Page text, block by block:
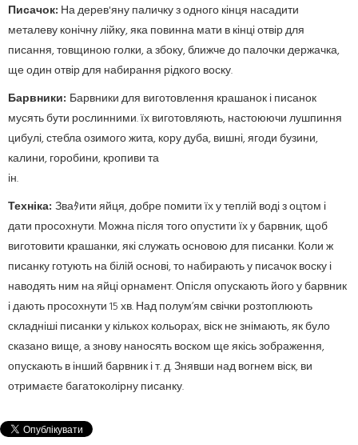
Писачок: На дерев'яну паличку з одного кінця насадити
металеву конічну лійку, яка повинна мати в кінці отвір для
писання, товщиною голки, а збоку, ближче до палочки держачка,
ще один отвір для набирання рідкого воску.
Барвники: Барвники для виготовлення крашанок і писанок
мусять бути рос­ли­нними. їх виготовляють, настоюючи лушпиння
цибулі, стебла озимого жита, кору дуба, вишні, ягоди бузини,
калини, горобини, кропиви та
ін.
Техніка: Зваﾀити яйця, добре помити їх у теплій воді з оцтом і
дати просохнути. Можна після того опустити їх у барвник, щоб
виготовити крашанки, які служать основою для писанки. Коли ж
писанку готують на білій основі, то набирають у писачок воску і
наводять ним на яйці орнамент. Опісля опускають його у барвник
і дають просохнути 15 хв. Над полум’ям свічки розтоплюють
складніші писанки у кількох кольорах, віск не знімають, як було
сказано вище, а знову наносять воском ще якісь зображення,
опускають в інший барвник і т. д. Знявши над вогнем віск, ви
отримаєте багатоколірну писанку.